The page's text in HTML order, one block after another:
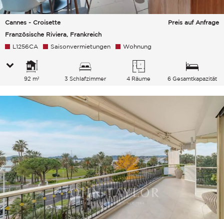
Cannes - Croisette
Französische Riviera, Frankreich
Preis auf Anfrage
L1256CA Saisonvermietungen Wohnung
92 m² 3 Schlafzimmer 4 Räume 6 Gesamtkapazität